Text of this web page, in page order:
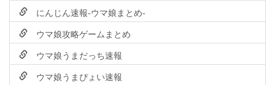
にんじん速報-ウマ娘まとめ-
ウマ娘攻略ゲームまとめ
ウマ娘うまだっち速報
ウマ娘うまぴょい速報